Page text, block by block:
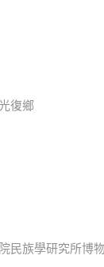
復鄉
民族學研究所博